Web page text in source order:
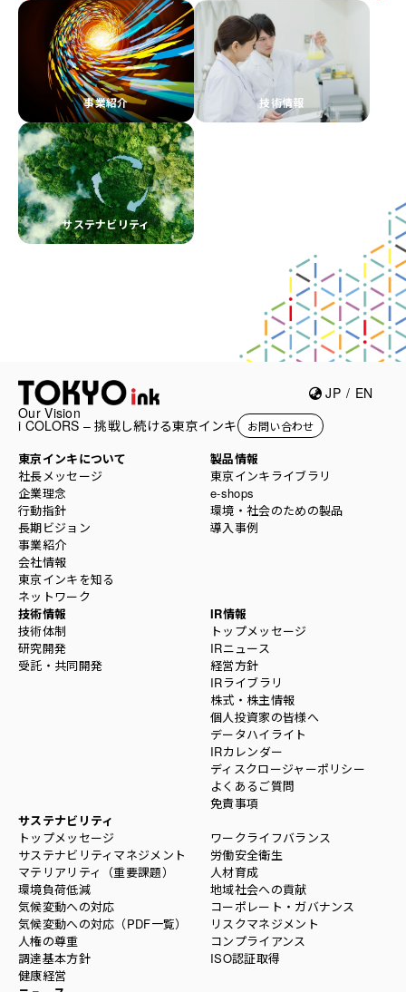
事業紹介 技術情報
サステナビリティ
JP / EN
Our Vision
i COLORS – 挑戦し続ける東京インキ お問い合わせ
東京インキについて
社長メッセージ
企業理念
行動指針
長期ビジョン
事業紹介
会社情報
東京インキを知る
ネットワーク
製品情報
東京インキライブラリ
e-shops
環境・社会のための製品
導入事例
技術情報
技術体制
研究開発
受託・共同開発
IR情報
トップメッセージ
IRニュース
経営方針
IRライブラリ
株式・株主情報
個人投資家の皆様へ
データハイライト
IRカレンダー
ディスクロージャーポリシー
よくあるご質問
免責事項
サステナビリティ
トップメッセージ
サステナビリティマネジメント
マテリアリティ（重要課題）
環境負荷低減
気候変動への対応
気候変動への対応（PDF一覧）
人権の尊重
調達基本方針
健康経営
ワークライフバランス
労働安全衛生
人材育成
地域社会への貢献
コーポレート・ガバナンス
リスクマネジメント
コンプライアンス
ISO認証取得